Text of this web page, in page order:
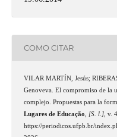
COMO CITAR
VILAR MARTÍN, Jesús;
Genoveva. El compromiso de la
complejo. Propuestas para la
Lugares de Educação
[S. l.], v.
https://periodicos.ufpb.br/